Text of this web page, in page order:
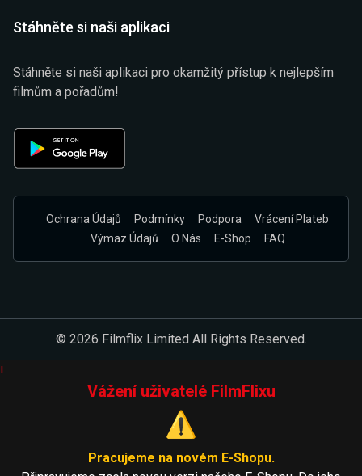
Stáhněte si naši aplikaci
Stáhněte si naši aplikaci pro okamžitý přístup k nejlepším
filmům a pořadům!
Ochrana Údajů Podmínky Podpora
Vrácení Plateb
Výmaz Údajů
O Nás E-Shop FAQ
© 2026 Filmflix Limited All Rights Reserved.
i
Vážení uživatelé FilmFlixu
⚠️
Pracujeme na novém E-Shopu.